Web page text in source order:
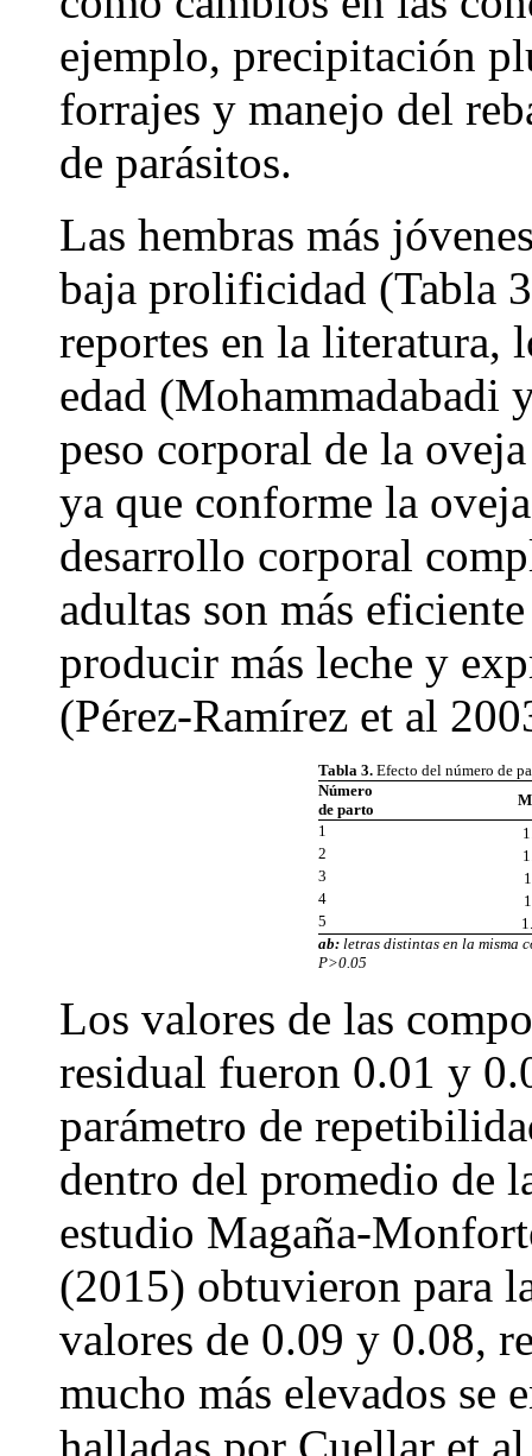
ejemplo, precipitación
forrajes y manejo del
de parásitos.
Las hembras más
baja prolificidad (Tabla
reportes en la literatura,
edad (Mohammadabadi
peso corporal de la
ya que conforme la
desarrollo corporal
adultas son más
producir más leche y
(Pérez-Ramírez et al
Tabla 3.Efecto del número de
Número
de parto
1
2
3
4
5
ab:letras distintas en la misma
P>0.05
Los valores de las
residual fueron 0.01 y
parámetro de
dentro del promedio de
estudio Magaña-
(2015) obtuvieron para
valores de 0.09 y 0.08,
mucho más elevados se
halladas por Cuellar et